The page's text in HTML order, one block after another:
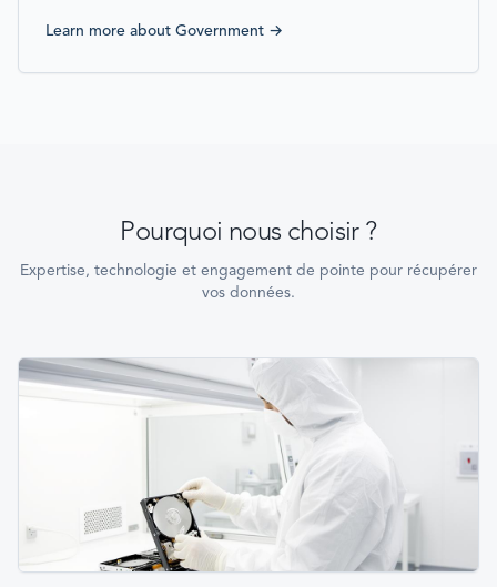
Learn more about Government →
Pourquoi nous choisir ?
Expertise, technologie et engagement de pointe pour récupérer
vos données.